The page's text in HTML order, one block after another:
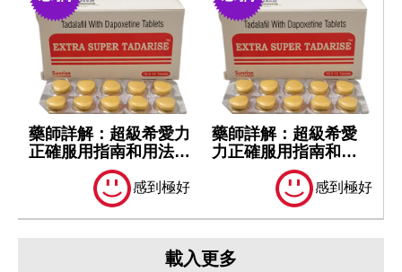
藥師詳解：超級希愛力
正確服用指南和用法用
感到極好
藥師詳解：超級希愛
力正確服用指南和用
感到極好
載入更多